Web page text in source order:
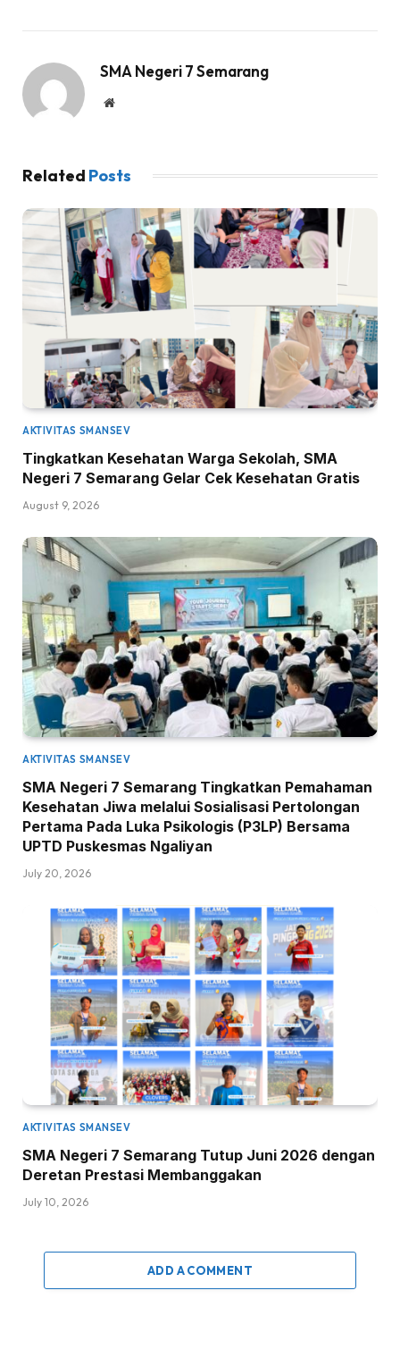
SMA Negeri 7 Semarang
Website
Related Posts
AKTIVITAS SMANSEV
Tingkatkan Kesehatan Warga Sekolah, SMA
Negeri 7 Semarang Gelar Cek Kesehatan Gratis
August 9, 2026
AKTIVITAS SMANSEV
SMA Negeri 7 Semarang Tingkatkan Pemahaman
Kesehatan Jiwa melalui Sosialisasi Pertolongan
Pertama Pada Luka Psikologis (P3LP) Bersama
UPTD Puskesmas Ngaliyan
July 20, 2026
AKTIVITAS SMANSEV
SMA Negeri 7 Semarang Tutup Juni 2026 dengan
Deretan Prestasi Membanggakan
July 10, 2026
ADD A COMMENT